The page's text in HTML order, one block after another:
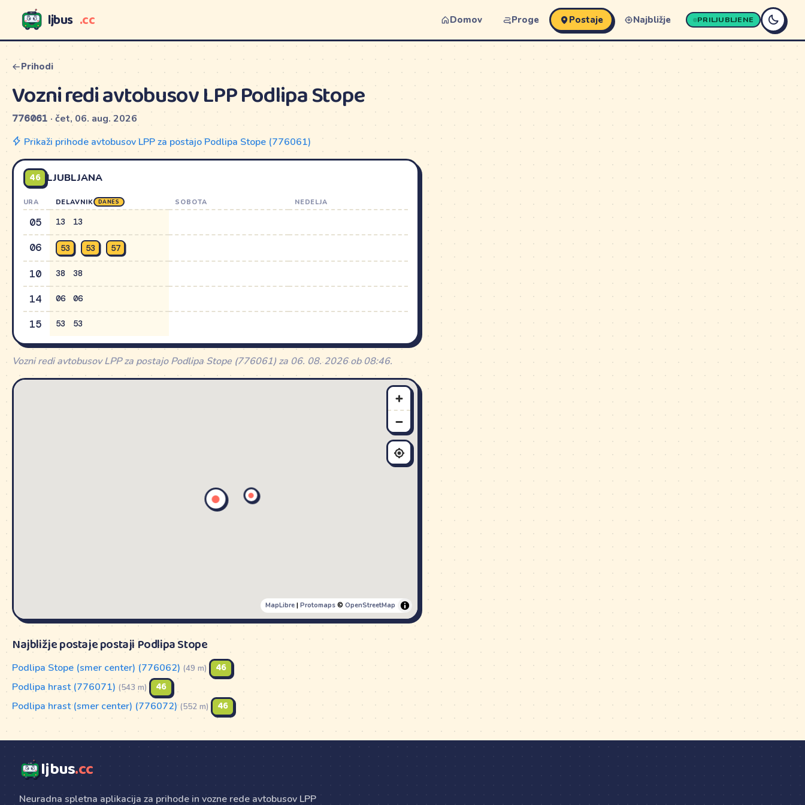
LJBUS ljbus .cc Domov Proge Postaje Najbližje PRILJUBLJENE
Prihodi
Vozni redi avtobusov LPP Podlipa Stope
776061 · čet, 06. aug. 2026
Prikaži prihode avtobusov LPP za postajo Podlipa Stope (776061)
46 LJUBLJANA
URA DELAVNIK DANES SOBOTA NEDELJA
05 13 13
06 53 53 57
10 38 38
14 06 06
15 53 53
Vozni redi avtobusov LPP za postajo Podlipa Stope (776061) za 06. 08. 2026 ob 08:46.
MapLibre| Protomaps© OpenStreetMap
Najbližje postaje postaji Podlipa Stope
Podlipa Stope (smer center) (776062) (49 m) 46
Podlipa hrast (776071) (543 m) 46
Podlipa hrast (smer center) (776072) (552 m) 46
ljbus.cc
Neuradna spletna aplikacija za prihode in vozne rede avtobusov LPP